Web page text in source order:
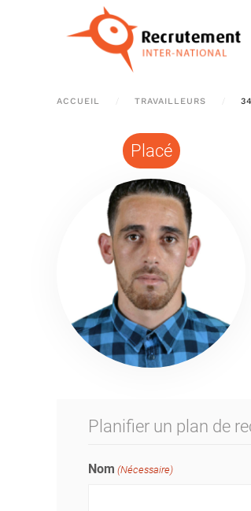
Passer au contenu principal
ACCUEIL TRAVAILLEURS
Placé
Planifier un plan de
Nom (Nécessaire)